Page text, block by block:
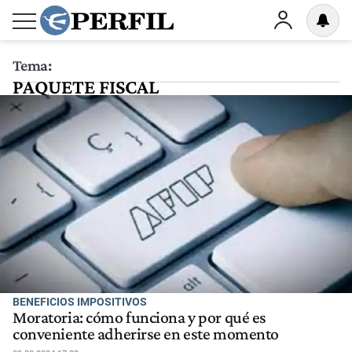
Tema:
PAQUETE FISCAL
BENEFICIOS IMPOSITIVOS
Moratoria: cómo funciona y por qué es
conveniente adherirse en este momento